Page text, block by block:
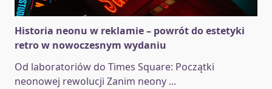
Historia neonu w reklamie – powrót do estetyki
retro w nowoczesnym wydaniu
Od laboratoriów do Times Square: Początki
neonowej rewolucji Zanim neony ...